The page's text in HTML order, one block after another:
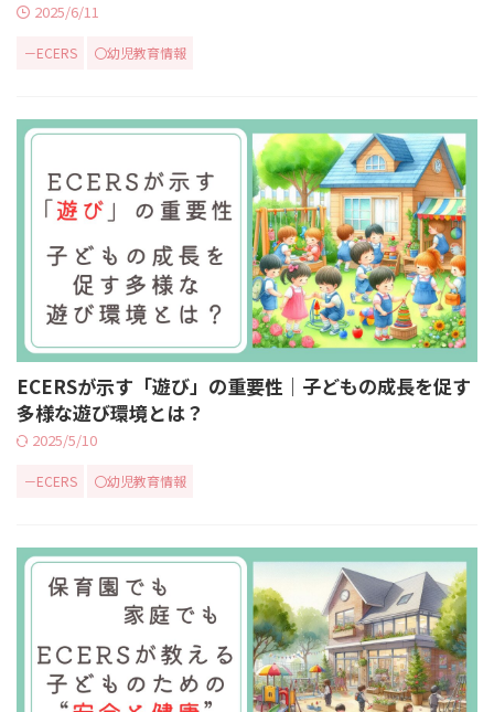
2025/6/11
－ECERS 〇幼児教育情報
ECERSが示す「遊び」の重要性｜子どもの成長を促す
多様な遊び環境とは？
2025/5/10
－ECERS 〇幼児教育情報